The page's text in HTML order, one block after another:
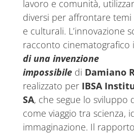
lavoro e comunità,
diversi per affrontare temi
e culturali. L’innovazione
racconto cinematografico
di una invenzione
impossibiledi Damiano
realizzato per IBSA
SA, che segue lo sviluppo
come viaggio tra scienza,
immaginazione. Il